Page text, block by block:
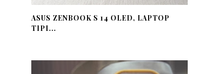
ASUS ZENBOOK S 14 OLED, LAPTOP
TIPI...